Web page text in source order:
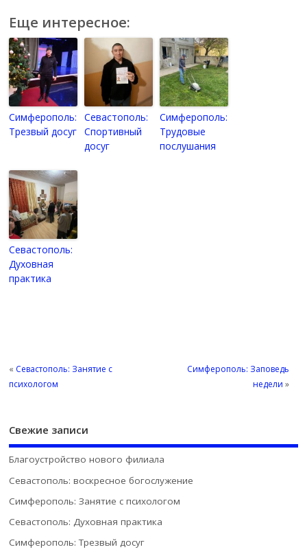
Еще интересное:
Симферополь:
Трезвый досуг
Севастополь:
Спортивный
досуг
Симферополь:
Трудовые
послушания
Севастополь:
Духовная
практика
« Севастополь: Занятие с
психологом
Симферополь: Заповедь
недели »
Свежие записи
Благоустройство нового филиала
Севастополь: воскресное богослужение
Симферополь: Занятие с психологом
Севастополь: Духовная практика
Симферополь: Трезвый досуг